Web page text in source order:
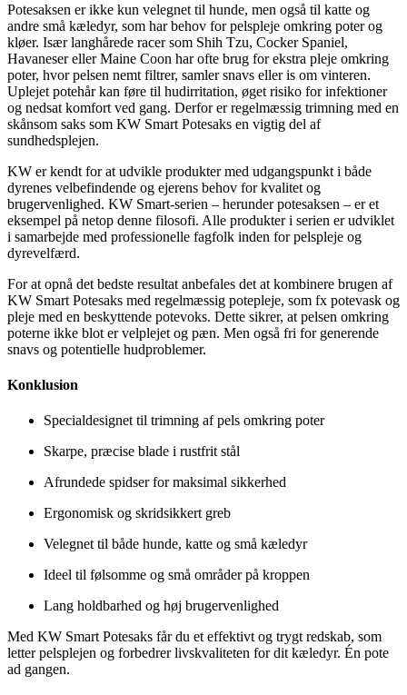
Potesaksen er ikke kun velegnet til hunde, men også til katte og
andre små kæledyr, som har behov for pelspleje omkring poter og
kløer. Især langhårede racer som Shih Tzu, Cocker Spaniel,
Havaneser eller Maine Coon har ofte brug for ekstra pleje omkring
poter, hvor pelsen nemt filtrer, samler snavs eller is om vinteren.
Uplejet potehår kan føre til hudirritation, øget risiko for infektioner
og nedsat komfort ved gang. Derfor er regelmæssig trimning med en
skånsom saks som KW Smart Potesaks en vigtig del af
sundhedsplejen.
KW er kendt for at udvikle produkter med udgangspunkt i både
dyrenes velbefindende og ejerens behov for kvalitet og
brugervenlighed. KW Smart-serien – herunder potesaksen – er et
eksempel på netop denne filosofi. Alle produkter i serien er udviklet
i samarbejde med professionelle fagfolk inden for pelspleje og
dyrevelfærd.
For at opnå det bedste resultat anbefales det at kombinere brugen af
KW Smart Potesaks med regelmæssig potepleje, som fx potevask og
pleje med en beskyttende potevoks. Dette sikrer, at pelsen omkring
poterne ikke blot er velplejet og pæn. Men også fri for generende
snavs og potentielle hudproblemer.
Konklusion
Specialdesignet til trimning af pels omkring poter
Skarpe, præcise blade i rustfrit stål
Afrundede spidser for maksimal sikkerhed
Ergonomisk og skridsikkert greb
Velegnet til både hunde, katte og små kæledyr
Ideel til følsomme og små områder på kroppen
Lang holdbarhed og høj brugervenlighed
Med KW Smart Potesaks får du et effektivt og trygt redskab, som
letter pelsplejen og forbedrer livskvaliteten for dit kæledyr. Én pote
ad gangen.